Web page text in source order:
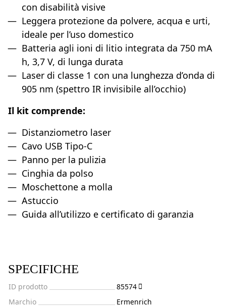
con disabilità visive
Leggera protezione da polvere, acqua e urti,
ideale per l’uso domestico
Batteria agli ioni di litio integrata da 750 mA
h, 3,7 V, di lunga durata
Laser di classe 1 con una lunghezza d’onda di
905 nm (spettro IR invisibile all’occhio)
Il kit comprende:
Distanziometro laser
Cavo USB Tipo-C
Panno per la pulizia
Cinghia da polso
Moschettone a molla
Astuccio
Guida all’utilizzo e certificato di garanzia
SPECIFICHE
ID prodotto
85574
Marchio
Ermenrich